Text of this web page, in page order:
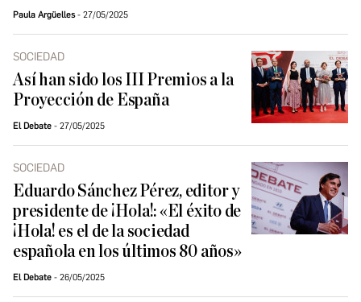
Paula Argüelles 27/05/2025
SOCIEDAD
Así han sido los III Premios a la
Proyección de España
El Debate 27/05/2025
SOCIEDAD
Eduardo Sánchez Pérez, editor y
presidente de ¡Hola!: «El éxito de
¡Hola! es el de la sociedad
española en los últimos 80 años»
El Debate 26/05/2025